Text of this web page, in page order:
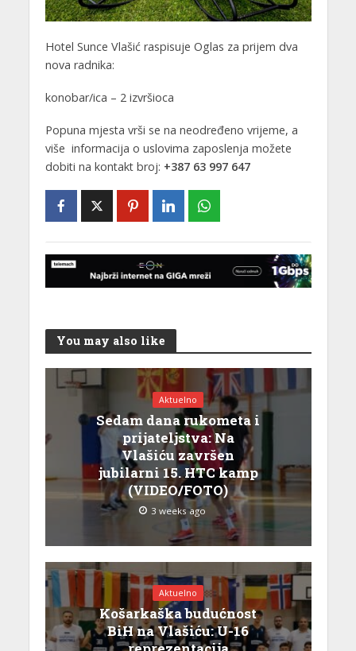
Hotel Sunce Vlašić raspisuje Oglas za prijem dva
nova radnika:
konobar/ica – 2 izvršioca
Popuna mjesta vrši se na neodređeno vrijeme, a
više informacija o uslovima zaposlenja možete
dobiti na kontakt broj: +387 63 997 647
You may also like
Aktuelno
Sedam dana rukometa i
prijateljstva: Na
Vlašiću završen
jubilarni 15. HTC kamp
(VIDEO/FOTO)
3 weeks ago
Aktuelno
Košarkaška budućnost
BiH na Vlašiću: U-16